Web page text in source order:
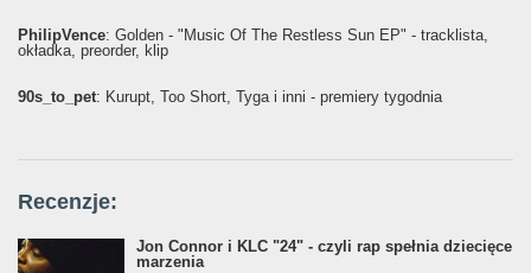
PhilipVence: Golden - "Music Of The Restless Sun EP" - tracklista,
okładka, preorder, klip
90s_to_pet: Kurupt, Too Short, Tyga i inni - premiery tygodnia
Recenzje:
Jon Connor i KLC "24" - czyli rap spełnia dziecięce
marzenia